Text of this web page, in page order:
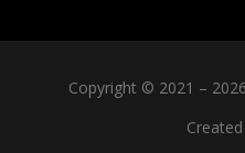
Copyright © 2021 –